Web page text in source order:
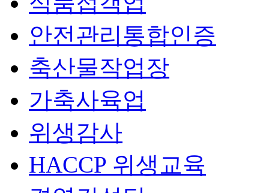
안전관리통합인증
축산물작업장
가축사육업
위생감사
HACCP 위생교육